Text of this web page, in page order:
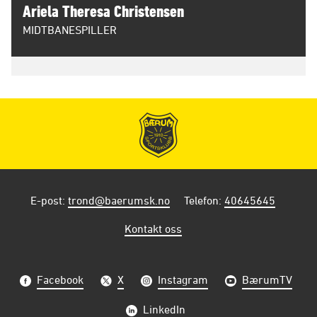
Ariela Theresa Christensen
MIDTBANESPILLER
E-post: trond@baerumsk.no Telefon: 40645645
Kontakt oss
Facebook X Instagram BærumTV
LinkedIn